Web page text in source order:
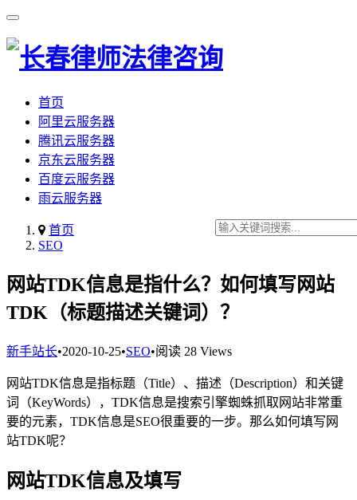
首页
阿里云服务器
腾讯云服务器
京东云服务器
百度云服务器
雨云服务器
首页
SEO
网站TDK信息是指什么？如何填写网站
TDK（标题描述关键词）？
新手站长•2020-10-25•SEO•阅读 28 Views
网站TDK信息是指标题（Title）、描述（Description）和关键
词（KeyWords），TDK信息是搜索引擎蜘蛛抓取网站非常重
要的元素，TDK信息是SEO很重要的一步。那么如何填写网
站TDK呢？
网站TDK信息及填写